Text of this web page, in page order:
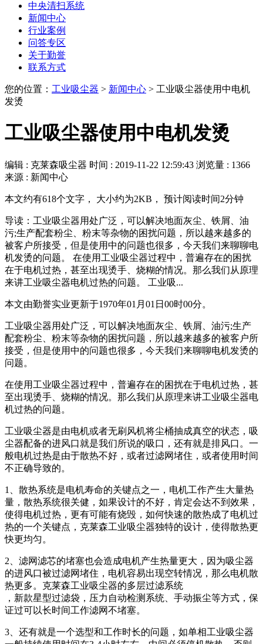
中央清扫系统
新闻中心
行业案例
问答专区
关于勤誉
联系方式
您的位置： 工业吸尘器 > 新闻中心 > 工业吸尘器使用中电机
发烫
工业吸尘器使用中电机发烫
编辑 : 克莱森吸尘器 时间 : 2019-11-22 12:59:43 浏览量 : 1366
来源 : 新闻中心
本文约有618个文字， 大小约为2KB， 预计阅读时间2分钟
导读：工业吸尘器用处广泛，可以解决地面灰尘、铁屑、油
污;生产配套粉尘、粉末等杂物的困扰问题，所以越来越多的
被客户所接受，但是使用中的问题也很多，今天我们来聊聊电
机发烫的问题。 在使用工业吸尘器过程中，普遍存在的困扰
在于电机过热，甚至出现烫手、烧糊的情况。那么我们从原理
来讲工业吸尘器电机过热的问题。 工业吸...
本文由勤誉实业更新于1970年01月01日00时00分。
工业吸尘器用处广泛，可以解决地面灰尘、铁屑、油污;生产
配套粉尘、粉末等杂物的困扰问题，所以越来越多的被客户所
接受，但是使用中的问题也很多，今天我们来聊聊电机发烫的
问题。
在使用工业吸尘器过程中，普遍存在的困扰在于电机过热，甚
至出现烫手、烧糊的情况。那么我们从原理来讲工业吸尘器电
机过热的问题。
工业吸尘器是由电机或者无刷风机将尘桶抽成真空的状态，吸
尘器配备的进风口就是我们所说的吸口，还有就是排风口。一
般电机过热是由于散热不好，或者过滤网堵住，或者使用时间
不正确导致的。
1、散热系统是电机寿命的关键点之一，电机工作产生大量热
量，散热系统很关健，如果设计的不好，肯定会达不到效果，
使得电机过热，更有可能有烧毁，如何快速的散热成了电机过
热的一个关键点，克莱森工业吸尘器独特的设计，使得散热更
快更均匀。
2、滤网滤芯的堵塞也会造成电机产生热量更大，因为吸尘器
的进风口被过滤网堵住，电机容易出现空转情况，那么电机散
热更多。克莱森工业吸尘器的多层过滤系统
，新款星型过滤袋，压力自动检测系统、手动振尘等方式，保
证过可以长时间工作滤网不堵塞。
3、还有就是一个选型和工作时长的问题，如单相工业吸尘器